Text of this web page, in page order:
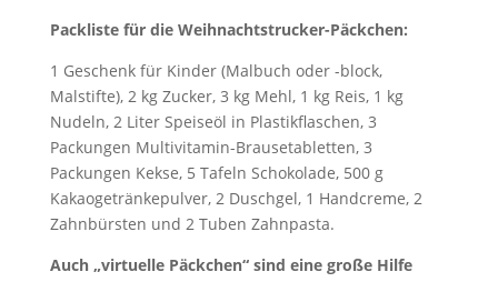
Packliste für die Weihnachtstrucker-Päckchen:
1 Geschenk für Kinder (Malbuch oder -block,
Malstifte), 2 kg Zucker, 3 kg Mehl, 1 kg Reis, 1 kg
Nudeln, 2 Liter Speiseöl in Plastikflaschen, 3
Packungen Multivitamin-Brausetabletten, 3
Packungen Kekse, 5 Tafeln Schokolade, 500 g
Kakaogetränkepulver, 2 Duschgel, 1 Handcreme, 2
Zahnbürsten und 2 Tuben Zahnpasta.
Auch „virtuelle Päckchen“ sind eine große Hilfe